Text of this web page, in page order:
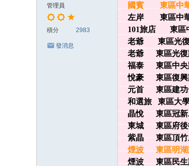
管理員
積分 2983
發消息
國賓 東區中華
左岸 東區中華
101旅店 東區
老爺 東區光復
老爺 東區光復
福泰 東區中央
悅豪 東區復興
元首 東區建功
和選旅 東區大
晶悅 東區冠新
東城 東區府後
紫晶 東區頂竹
煙波 東區明
煙波 東區民